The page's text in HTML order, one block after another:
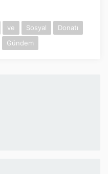
ve Sosyal
Donatı
Gündem